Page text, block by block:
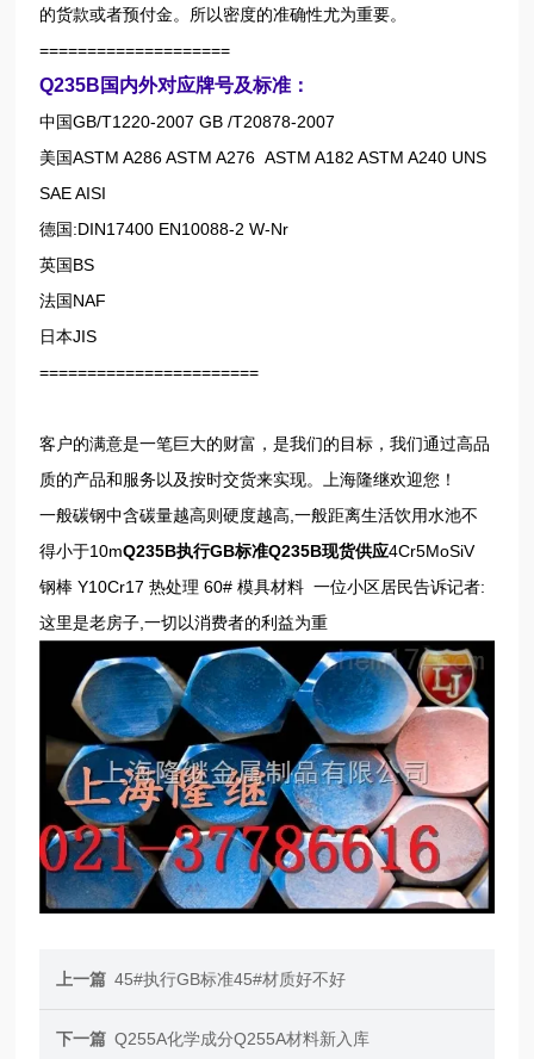
的货款或者预付金。所以密度的准确性尤为重要。
====================
Q235B国内外对应牌号及标准：
中国GB/T1220-2007 GB /T20878-2007
美国ASTM A286 ASTM A276 ASTM A182 ASTM A240 UNS
SAE AISI
德国:DIN17400 EN10088-2 W-Nr
英国BS
法国NAF
日本JIS
=======================
客户的满意是一笔巨大的财富，是我们的目标，我们通过高品
质的产品和服务以及按时交货来实现。上海隆继欢迎您！
一般碳钢中含碳量越高则硬度越高,一般距离生活饮用水池不
得小于10mQ235B执行GB标准Q235B现货供应4Cr5MoSiV
钢棒 Y10Cr17 热处理 60# 模具材料 一位小区居民告诉记者:
这里是老房子,一切以消费者的利益为重
上一篇 45#执行GB标准45#材质好不好
下一篇 Q255A化学成分Q255A材料新入库